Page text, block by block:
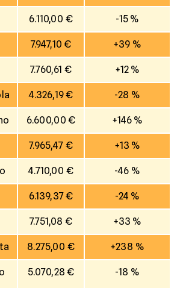
6.110,00 € -15 %
7.947,10 € +39 %
7.760,61 € +12 %
4.326,19 € -28 %
6.600,00 € +146 %
7.965,47 € +13 %
4.710,00 € -46 %
6.139,37 € -24 %
7.751,08 € +33 %
8.275,00 € +238 %
5.070,28 € -18 %